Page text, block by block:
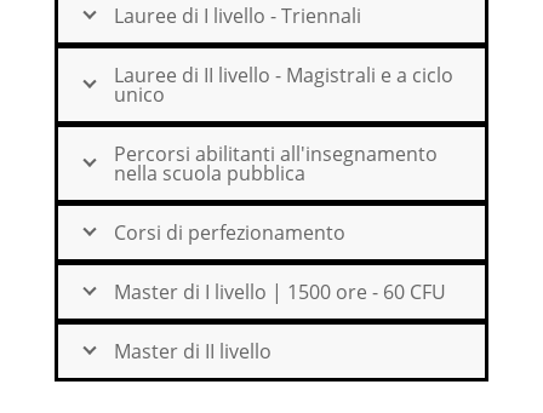
Lauree di I livello - Triennali
Lauree di II livello - Magistrali e a ciclo
unico
Percorsi abilitanti all'insegnamento
nella scuola pubblica
Corsi di perfezionamento
Master di I livello | 1500 ore - 60 CFU
Master di II livello